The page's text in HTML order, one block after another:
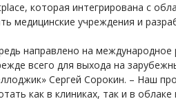
которая интегрирована с
медицинские учреждения и
направлено на
всего для выхода на
Сергей Сорокин. – Наш
как в клиниках, так и в